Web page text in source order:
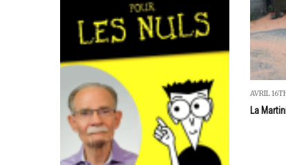
AVRIL
La